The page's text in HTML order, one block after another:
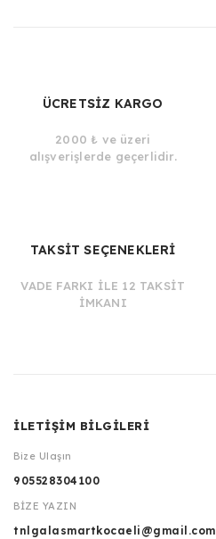
ÜCRETSİZ KARGO
2000 ₺ ve üzeri
alışverişlerde geçerlidir.
TAKSİT SEÇENEKLERİ
VADE FARKI İLE 12 TAKSİT
İMKANI
İLETİŞİM BİLGİLERİ
Bize Ulaşın
905528304100
BİZE YAZIN
tnlgalasmartkocaeli@gmail.com